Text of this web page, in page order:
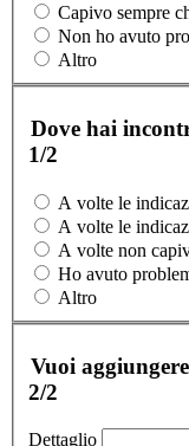
Capivo sempre
Non ho avuto
Altro
Dove hai
1/2
A volte le
A volte le
A volte non
Ho avuto
Altro
Vuoi
2/2
Dettaglio